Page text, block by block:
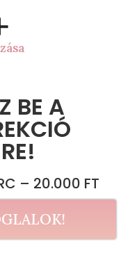
BE A
– 20.000 FT